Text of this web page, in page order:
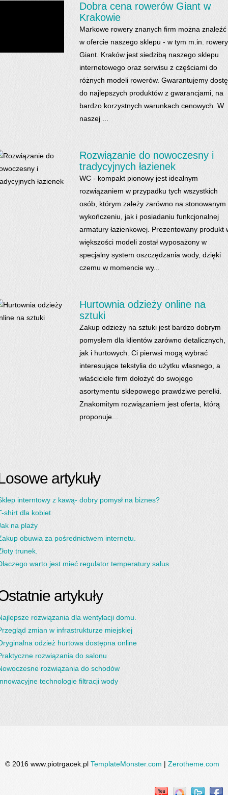
Dobra cena rowerów Giant w
Krakowie
Markowe rowery znanych firm można znaleźć
w ofercie naszego sklepu - w tym m.in. rowery
Giant. Kraków jest siedzibą naszego sklepu
internetowego oraz serwisu z częściami do
różnych modeli rowerów. Gwarantujemy
do najlepszych produktów z gwarancjami, na
bardzo korzystnych warunkach cenowych. W
naszej ...
Rozwiązanie do nowoczesny i
tradycyjnych łazienek
WC - kompakt pionowy jest idealnym
rozwiązaniem w przypadku tych wszystkich
osób, którym zależy zarówno na stonowanym
wykończeniu, jak i posiadaniu funkcjonalnej
armatury łazienkowej. Prezentowany produkt
większości modeli został wyposażony w
specjalny system oszczędzania wody, dzięki
czemu w momencie wy...
Hurtownia odzieży online na
sztuki
Zakup odzieży na sztuki jest bardzo dobrym
pomysłem dla klientów zarówno detalicznych,
jak i hurtowych. Ci pierwsi mogą wybrać
interesujące tekstylia do użytku własnego, a
właściciele firm dołożyć do swojego
asortymentu sklepowego prawdziwe perełki.
Znakomitym rozwiązaniem jest oferta, którą
proponuje...
artykuły
interntowy z kawą- dobry pomysł na biznes?
shirt dla kobiet
na plaży
obuwia za pośrednictwem internetu.
trunek.
warto jest mieć regulator temperatury salus
artykuły
rozwiązania dla wentylacji domu.
zmian w infrastrukturze miejskiej
odzież hurtowa dostępna online
rozwiązania do salonu
rozwiązania do schodów
technologie filtracji wody
© 2016 www.piotrgacek.pl TemplateMonster.com | Zerotheme.com